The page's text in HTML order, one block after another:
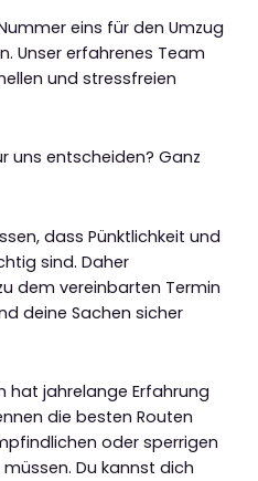
eins für den Umzug
Unser erfahrenes Team
und stressfreien
uns entscheiden? Ganz
dass Pünktlichkeit und
sind. Daher
dem vereinbarten Termin
deine Sachen sicher
hat jahrelange Erfahrung
die besten Routen
oder sperrigen
Du kannst dich